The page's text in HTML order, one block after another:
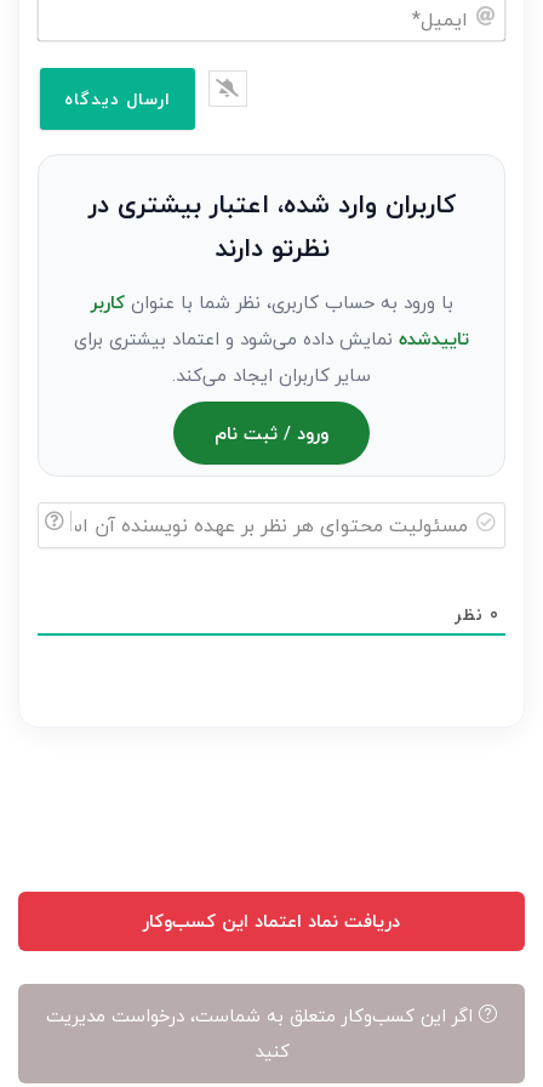
خود
نظر
کاربران وارد شده، اعتبار بیشتری در
نظرتو دارند
با ورود به حساب کاربری، نظر شما با عنوانکاربر
تاییدشده نمایش داده می‌شود و اعتماد بیشتری برای
سایر کاربران ایجاد می‌کند.
ورود / ثبت نام
هر
0 نظر
دریافت نماد اعتماد این کسب‌وکار
اگر این کسب‌وکار متعلق به شماست، درخواست مدیریت
کنید